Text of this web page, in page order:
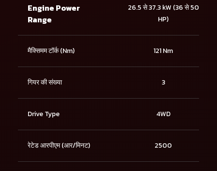
Engine Power
Range
26.5 से 37.3 kW (36 से 50
HP)
मैक्सिमम टॉर्क (Nm) 121 Nm
गियर की संख्या 3
Drive Type 4WD
रेटेड आरपीएम (आर/मिनट) 2500